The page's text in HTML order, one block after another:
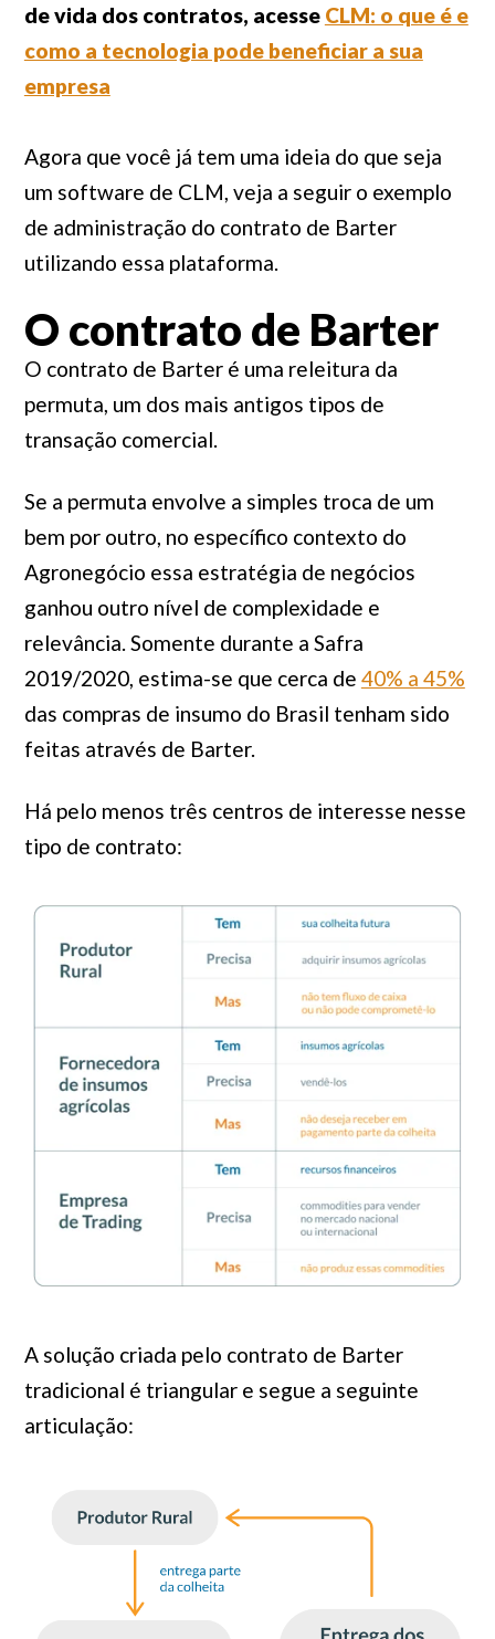
de vida dos contratos, acesse CLM: o que é e
como a tecnologia pode beneficiar a sua
empresa
Agora que você já tem uma ideia do que seja
um software de CLM, veja a seguir o exemplo
de administração do contrato de Barter
utilizando essa plataforma.
O contrato de Barter
O contrato de Barter é uma releitura da
permuta, um dos mais antigos tipos de
transação comercial.
Se a permuta envolve a simples troca de um
bem por outro, no específico contexto do
Agronegócio essa estratégia de negócios
ganhou outro nível de complexidade e
relevância. Somente durante a Safra
2019/2020, estima-se que cerca de 40% a 45%
das compras de insumo do Brasil tenham sido
feitas através de Barter.
Há pelo menos três centros de interesse nesse
tipo de contrato:
A solução criada pelo contrato de Barter
tradicional é triangular e segue a seguinte
articulação: